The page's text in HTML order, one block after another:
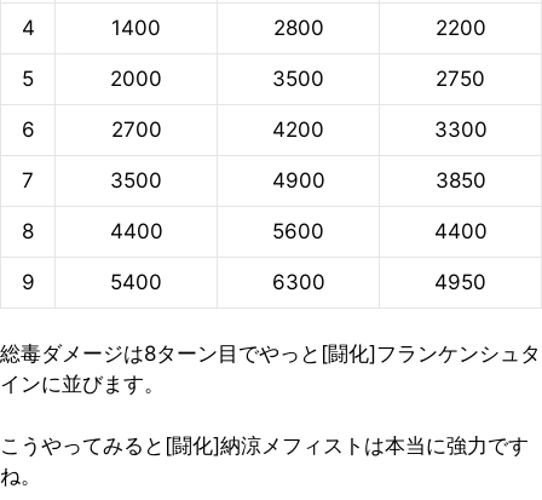
4 1400 2800 2200
5 2000 3500 2750
6 2700 4200 3300
7 3500 4900 3850
8 4400 5600 4400
9 5400 6300 4950
総毒ダメージは8ターン目でやっと[闘化]フランケンシュタ
インに並びます。
こうやってみると[闘化]納涼メフィストは本当に強力です
ね。